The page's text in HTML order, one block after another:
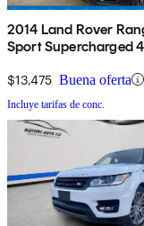
2014 Land Rover
Sport Supercharged
$13,475 Buena oferta
Incluye tarifas de conc.